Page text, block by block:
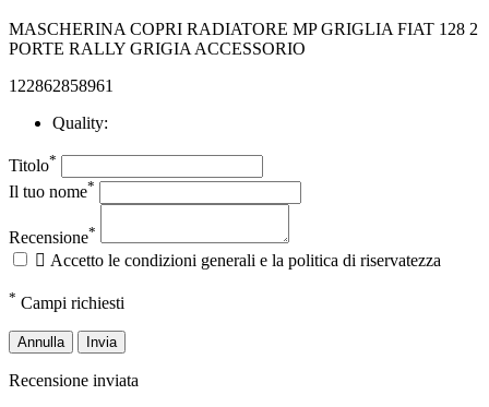
MASCHERINA COPRI RADIATORE MP GRIGLIA FIAT 128 2
PORTE RALLY GRIGIA ACCESSORIO
122862858961
Quality:
Titolo*
Il tuo nome*
Recensione*
 Accetto le condizioni generali e la politica di riservatezza
* Campi richiesti
Annulla Invia
Recensione inviata